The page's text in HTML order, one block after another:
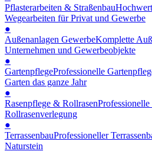
Pflasterarbeiten & Straßenbau
Wegearbeiten für Privat und Gewerbe
●
Außenanlagen GewerbeKomplette
Unternehmen und Gewerbeobjekte
●
GartenpflegeProfessionelle
Garten das ganze Jahr
●
Rasenpflege & Rollrasen
Rollrasenverlegung
●
TerrassenbauProfessioneller
Naturstein